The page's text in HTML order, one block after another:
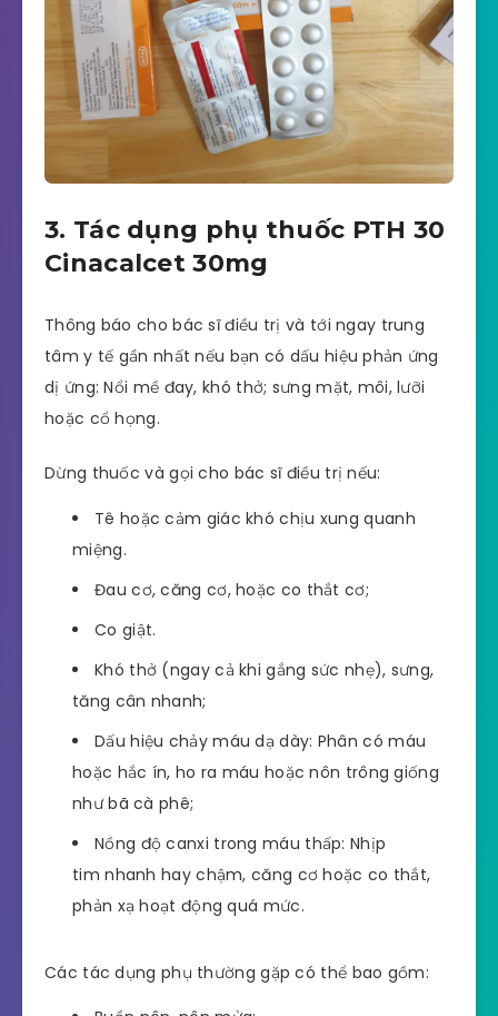
3. Tác dụng phụ thuốc PTH 30
Cinacalcet 30mg
Thông báo cho bác sĩ điều trị và tới ngay trung
tâm y tế gần nhất nếu bạn có dấu hiệu phản ứng
dị ứng: Nổi mề đay, khó thở; sưng mặt, môi, lưỡi
hoặc cổ họng.
Dừng thuốc và gọi cho bác sĩ điều trị nếu:
Tê hoặc cảm giác khó chịu xung quanh
miệng.
Đau cơ, căng cơ, hoặc co thắt cơ;
Co giật.
Khó thở (ngay cả khi gắng sức nhẹ), sưng,
tăng cân nhanh;
Dấu hiệu chảy máu dạ dày: Phân có máu
hoặc hắc ín, ho ra máu hoặc nôn trông giống
như bã cà phê;
Nồng độ canxi trong máu thấp: Nhịp
tim nhanh hay chậm, căng cơ hoặc co thắt,
phản xạ hoạt động quá mức.
Các tác dụng phụ thường gặp có thể bao gồm: